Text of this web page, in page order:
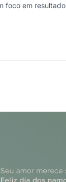
foco em